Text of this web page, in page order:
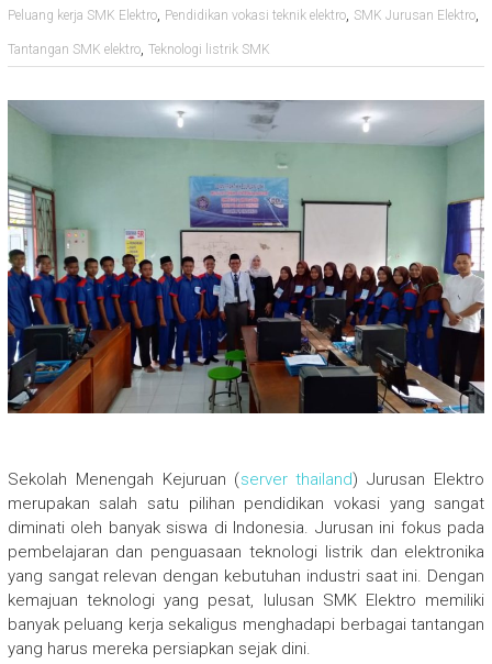
Peluang kerja SMK Elektro, Pendidikan vokasi teknik elektro, SMK Jurusan Elektro,
Tantangan SMK elektro, Teknologi listrik SMK
Sekolah Menengah Kejuruan (server thailand) Jurusan Elektro
merupakan salah satu pilihan pendidikan vokasi yang sangat
diminati oleh banyak siswa di Indonesia. Jurusan ini fokus pada
pembelajaran dan penguasaan teknologi listrik dan elektronika
yang sangat relevan dengan kebutuhan industri saat ini. Dengan
kemajuan teknologi yang pesat, lulusan SMK Elektro memiliki
banyak peluang kerja sekaligus menghadapi berbagai tantangan
yang harus mereka persiapkan sejak dini.